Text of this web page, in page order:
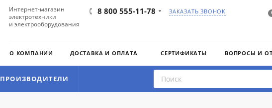
Интернет-магазин
электротехники
и электрооборудования
8 800 555-11-78 ЗАКАЗАТЬ ЗВОНОК
О КОМПАНИИ ДОСТАВКА И ОПЛАТА СЕРТИФИКАТЫ ВОПРОСЫ И
ПРОИЗВОДИТЕЛИ